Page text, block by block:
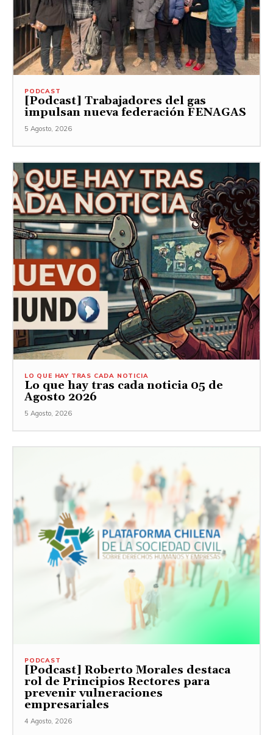
PODCAST
[Podcast] Trabajadores del gas
impulsan nueva federación FENAGAS
5 Agosto, 2026
LO QUE HAY TRAS CADA NOTICIA
Lo que hay tras cada noticia 05 de
Agosto 2026
5 Agosto, 2026
PODCAST
[Podcast] Roberto Morales destaca
rol de Principios Rectores para
prevenir vulneraciones
empresariales
4 Agosto, 2026